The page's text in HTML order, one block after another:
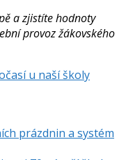
a zjistíte hodnoty
provoz žákovského
u naší školy
prázdnin a systém